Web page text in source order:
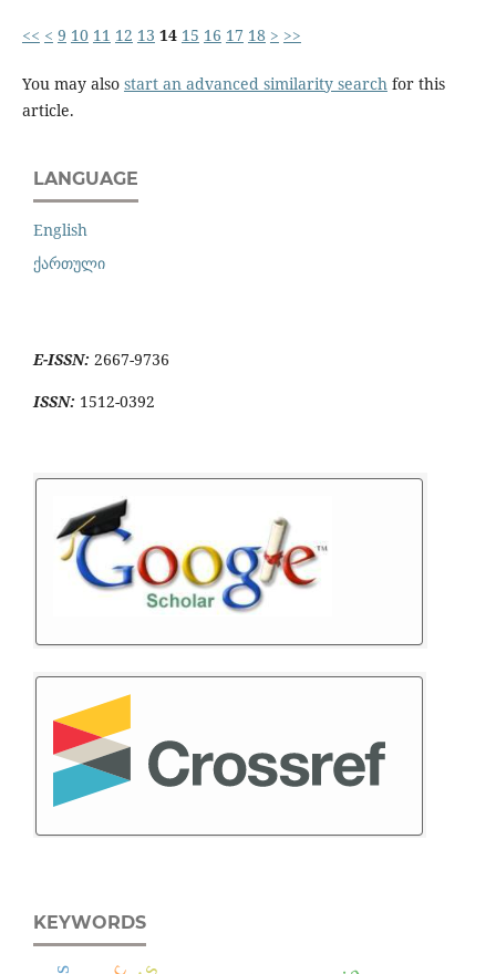
<< < 9 10 11 12 13 14 15 16 17 18 > >>
You may also start an advanced similarity searchfor this
article.
LANGUAGE
English
ქართული
E-ISSN: 2667-9736
ISSN: 1512-0392
KEYWORDS